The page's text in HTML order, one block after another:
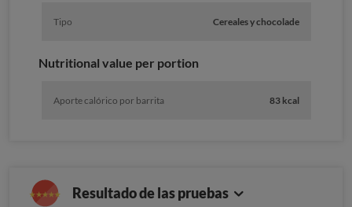
Tipo Cereales y chocolade
Nutritional value per portion
Aporte calórico por barrita 83 kcal
Resultado de las pruebas